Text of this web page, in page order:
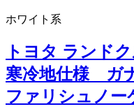
ホワイト系
トヨタ ランド
寒冷地仕様 ガ
ファリシュノ